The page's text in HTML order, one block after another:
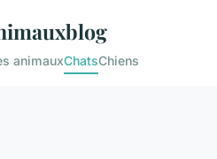
animauxChatsChiens